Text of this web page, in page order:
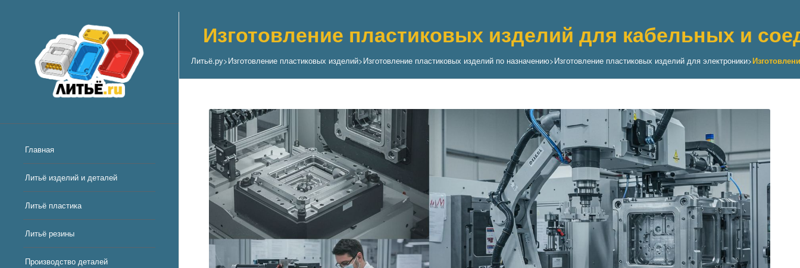
Главная
Литьё изделий и деталей
Литьё пластика
Литьё резины
Производство деталей
Изготовление пластиковых изделий для кабельных и
Литьё.ру>Изготовление пластиковых изделий>Изготовление пластиковых изделий по назначению>Изготовление пластиковых изделий для электроники>